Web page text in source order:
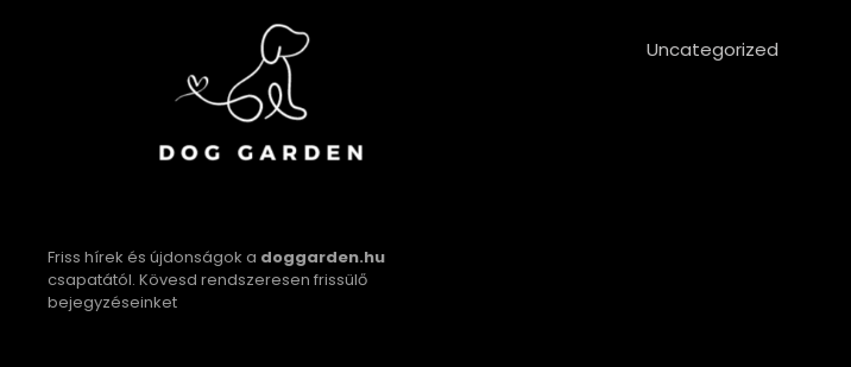
Friss hírek és újdonságok a doggarden.hu
csapatától. Kövesd rendszeresen frissülő
bejegyzéseinket
Uncategorized